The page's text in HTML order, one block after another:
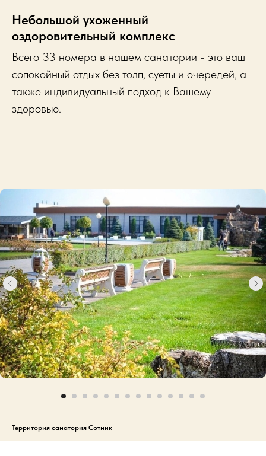
Небольшой ухоженный
оздоровительный комплекс
Всего 33 номера в нашем санатории - это ваш
сопокойный отдых без толп, суеты и очередей, а
также индивидуальный подход к Вашему
здоровью.
Территория санатория Сотник